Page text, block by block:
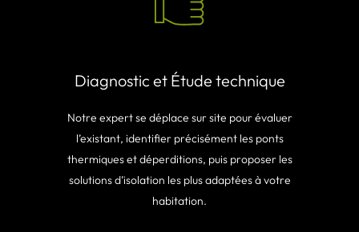
Diagnostic et Étude technique
Notre expert se déplace sur site pour évaluer
l’existant, identifier précisément les ponts
thermiques et déperditions, puis proposer les
solutions d’isolation les plus adaptées à votre
habitation.